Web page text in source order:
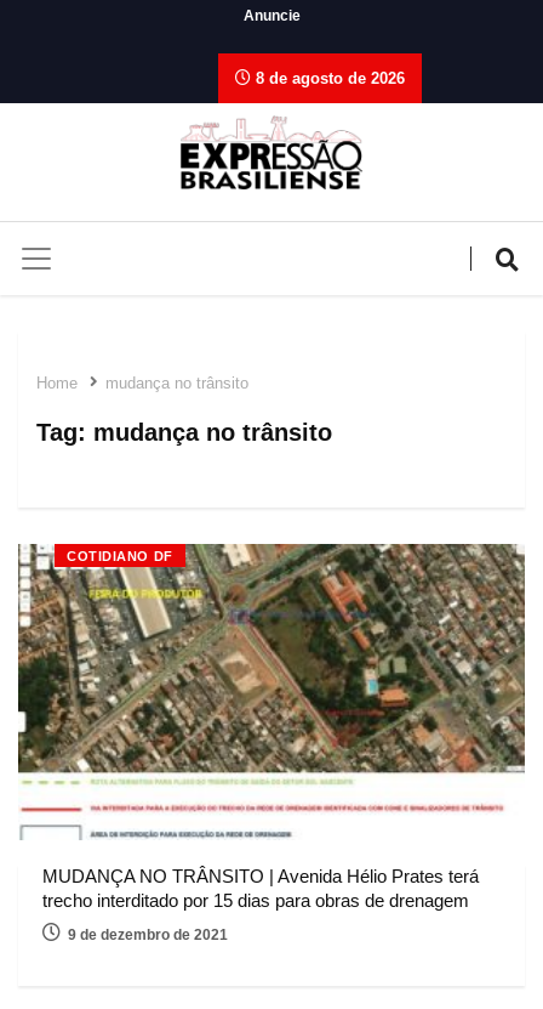
Anuncie
8 de agosto de 2026
Home mudança no trânsito
Tag: mudança no trânsito
COTIDIANO DF
MUDANÇA NO TRÂNSITO | Avenida Hélio Prates terá
trecho interditado por 15 dias para obras de drenagem
9 de dezembro de 2021